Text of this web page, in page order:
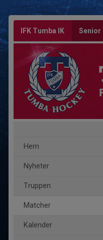
IFK Tumba IK Senior
Hem
Nyheter
Truppen
Matcher
Kalender